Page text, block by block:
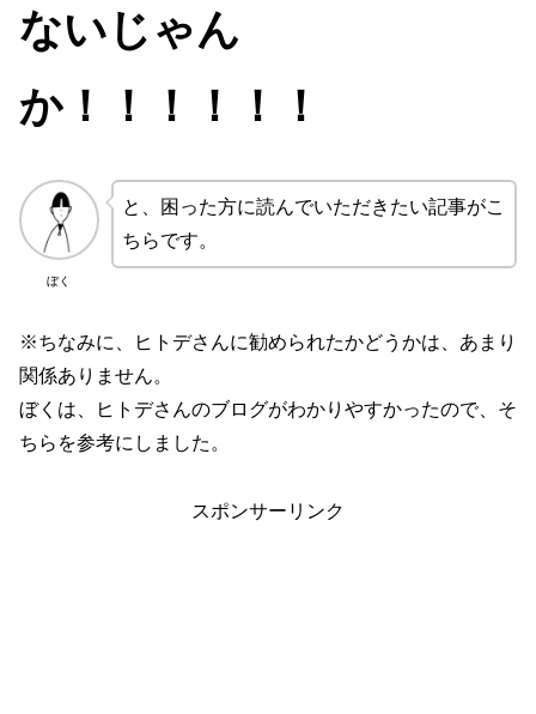
ないじゃん
か！！！！！！
ぼく
と、困った方に読んでいただきたい記事がこ
ちらです。
※ちなみに、ヒトデさんに勧められたかどうかは、あまり
関係ありません。
ぼくは、ヒトデさんのブログがわかりやすかったので、そ
ちらを参考にしました。
スポンサーリンク